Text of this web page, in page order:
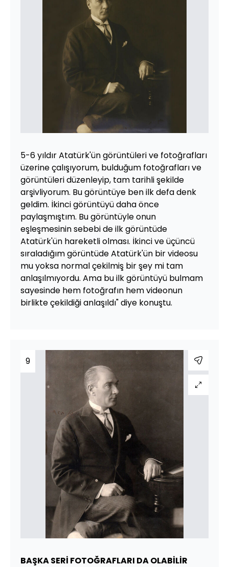
5-6 yıldır Atatürk'ün görüntüleri ve fotoğrafları
üzerine çalışıyorum, bulduğum fotoğrafları ve
görüntüleri düzenleyip, tam tarihli şekilde
arşivliyorum. Bu görüntüye ben ilk defa denk
geldim. İkinci görüntüyü daha önce
paylaşmıştım. Bu görüntüyle onun
eşleşmesinin sebebi de ilk görüntüde
Atatürk'ün hareketli olması. İkinci ve üçüncü
sıraladığım görüntüde Atatürk'ün bir videosu
mu yoksa normal çekilmiş bir şey mi tam
anlaşılmıyordu. Ama bu ilk görüntüyü bulmam
sayesinde hem fotoğrafın hem videonun
birlikte çekildiği anlaşıldı" diye konuştu.
9
BAŞKA SERİ FOTOĞRAFLARI DA OLABİLİR